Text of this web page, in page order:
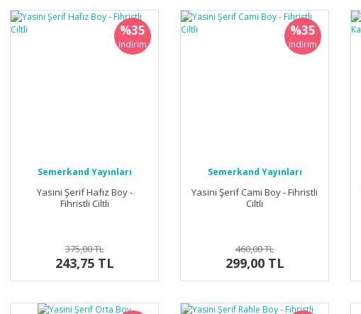
%35
indirim
Semerkand Yayınları
Yasini Şerif Hafız Boy -
Fihristli Ciltli
375,00 TL
243,75 TL
%35
indirim
Semerkand Yayınları
Yasini Şerif Cami Boy - Fihristli
Ciltli
460,00 TL
299,00 TL